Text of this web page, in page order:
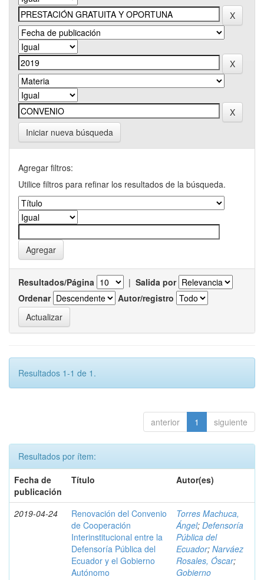
Iniciar nueva búsqueda
Agregar filtros:
Utilice filtros para refinar los resultados de la búsqueda.
Resultados/Página | Salida por
Ordenar
Autor/registro
Resultados 1-1 de 1.
anterior 1 siguiente
Resultados por ítem:
Fecha de
publicación
Título Autor(es)
2019-04-24
Renovación del Convenio
de Cooperación
Interinstitucional entre la
Defensoría Pública del
Ecuador y el Gobierno
Autónomo
Torres Machuca,
Ángel; Defensoría
Pública del
Ecuador; Narváez
Rosales, Óscar;
Gobierno